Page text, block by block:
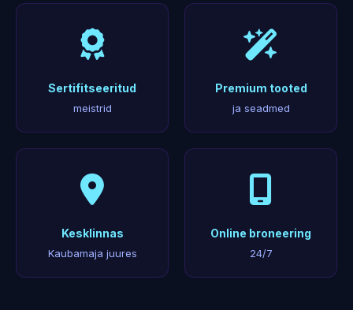
Sertifitseeritud
meistrid
Premium tooted
ja seadmed
Kesklinnas
Kaubamaja juures
Online broneering
24/7